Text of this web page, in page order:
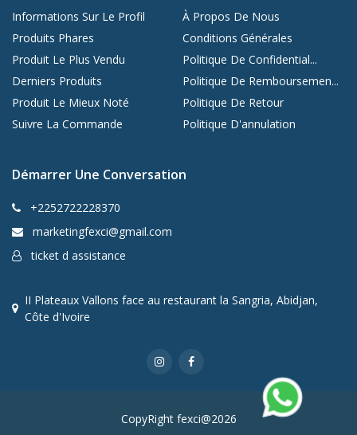
Informations Sur Le Profil
Produits Phares
Produit Le Plus Vendu
Derniers Produits
Produit Le Mieux Noté
Suivre La Commande
À Propos De Nous
Conditions Générales
Politique De Confidential...
Politique De Remboursemen...
Politique De Retour
Politique D'annulation
Démarrer Une Conversation
+2252722228370
marketingfexci@gmail.com
ticket d assistance
II Plateaux Vallons face au restaurant la Sangria, Abidjan,
Côte d'Ivoire
CopyRight fexci@2026